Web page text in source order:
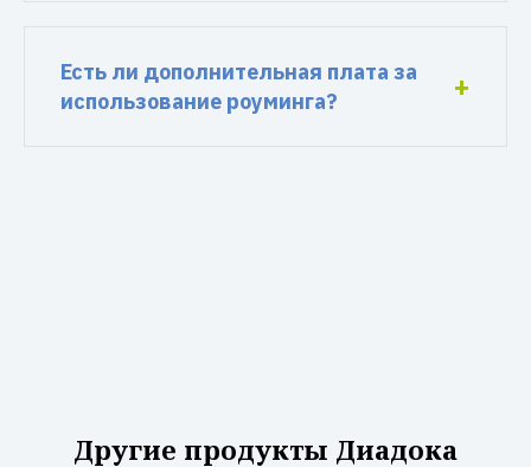
Есть ли дополнительная плата за
использование роуминга?
Другие продукты Диадока